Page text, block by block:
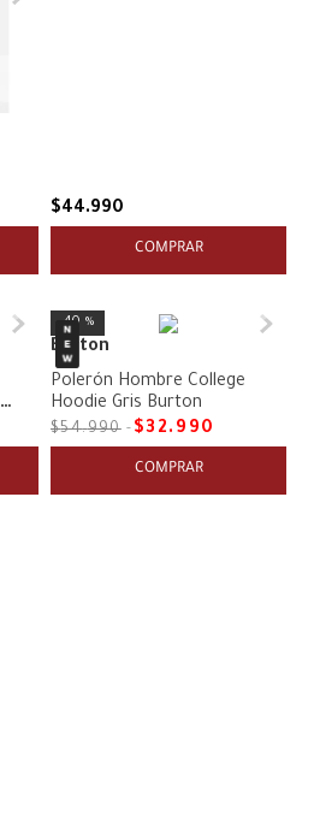
$44.990
COMPRAR
40 %
Burton
Polerón Hombre College
Hoodie Gris Burton
$54.990 $32. 990
COMPRAR